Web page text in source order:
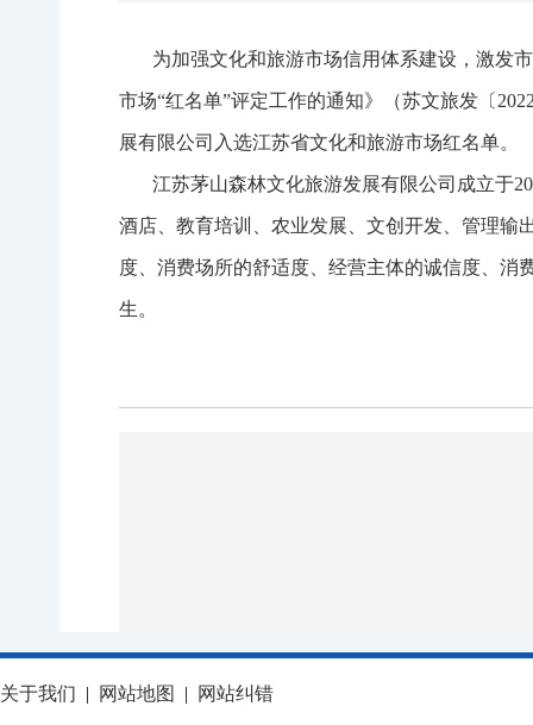
为加强文化和旅游市场信用体系建设，激发市
市场“红名单”评定工作的通知》（苏文旅发〔
展有限公司入选江苏省文化和旅游市场红名单。
江苏茅山森林文化旅游发展有限公司成立于
酒店、教育培训、农业发展、文创开发、管理输
度、消费场所的舒适度、经营主体的诚信度、消
生。
关于我们 | 网站地图 | 网站纠错